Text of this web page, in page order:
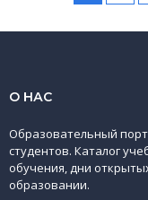
О НАС
Образовательный
студентов. Каталог
обучения, дни
образовании.